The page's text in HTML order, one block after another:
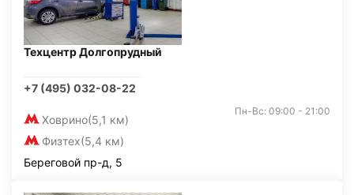
Техцентр Долгопрудный
+7 (495) 032-08-22
Ховрино(5,1 км)
Физтех(5,4 км)
Пн-Вс: 09:00 - 21:00
Береговой пр-д, 5